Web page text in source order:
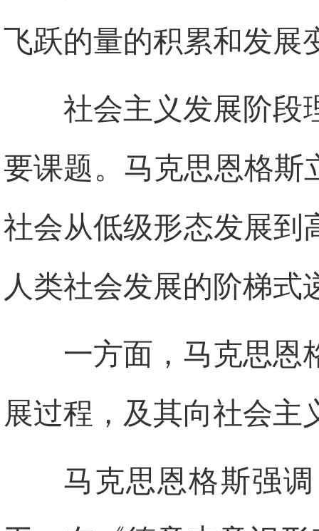
飞跃的量的积累和发展
社会主义发展阶段
要课题。马克思恩格斯
社会从低级形态发展到
人类社会发展的阶梯式
一方面，马克思恩
展过程，及其向社会主
马克思恩格斯强